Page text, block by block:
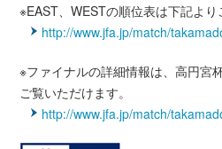
※EAST、WESTの順位表は下記より
http://www.jfa.jp/match/
※ファイナルの詳細情報は、高円宮
ご覧いただけます。
http://www.jfa.jp/match/